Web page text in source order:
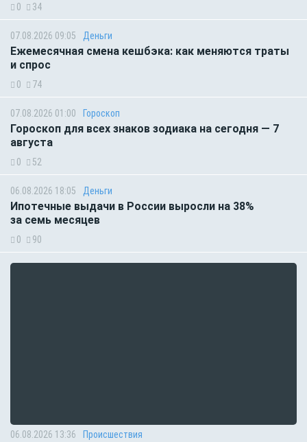
0 34
07.08.2026 09:05 Деньги
Ежемесячная смена кешбэка: как меняются траты
и спрос
0 74
07.08.2026 01:00 Гороскоп
Гороскоп для всех знаков зодиака на сегодня — 7
августа
0 52
06.08.2026 18:05 Деньги
Ипотечные выдачи в России выросли на 38%
за семь месяцев
0 90
06.08.2026 13:36 Происшествия